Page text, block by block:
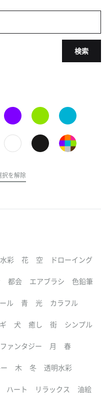
検索
択を解除
水彩 花 空 ドローイング
都会 エアブラシ 色鉛筆
ル 青 光 カラフル
犬 癒し 街 シンプル
ファンタジー 月 春
木 冬 透明水彩
ハート リラックス 油絵